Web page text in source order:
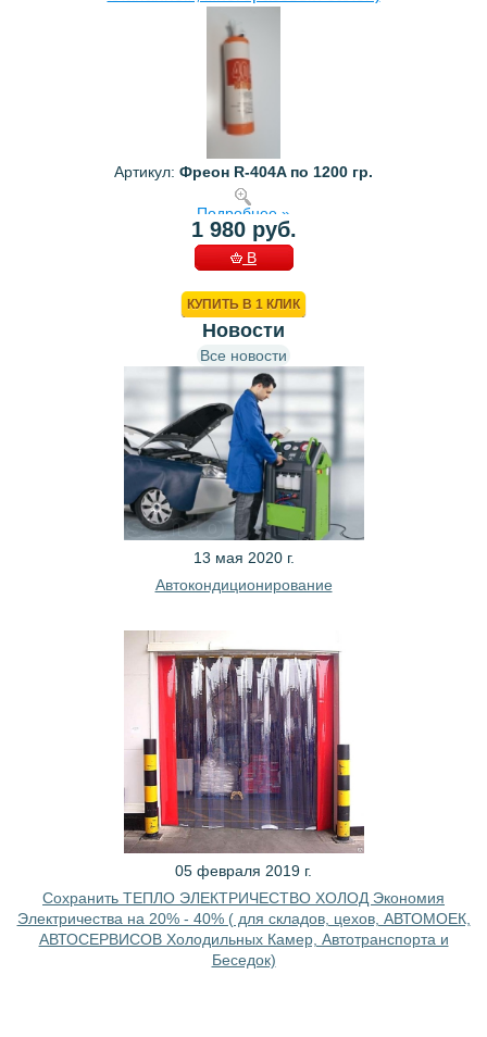
Артикул: Фреон R-404A по 1200 гр.
Подробнее »
1 980 руб.
В
КУПИТЬ В 1 КЛИК
Новости
Все новости
13 мая 2020 г.
Автокондиционирование
05 февраля 2019 г.
Сохранить ТЕПЛО ЭЛЕКТРИЧЕСТВО ХОЛОД Экономия
Электричества на 20% - 40% ( для складов, цехов, АВТОМОЕК,
АВТОСЕРВИСОВ Холодильных Камер, Автотранспорта и
Беседок)